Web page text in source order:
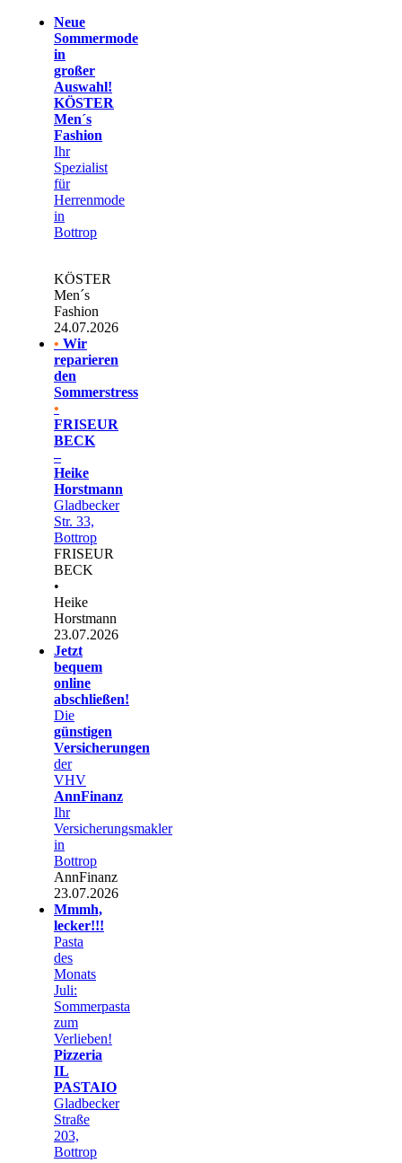
Neue
Sommermode
in
großer
Auswahl!
KÖSTER
Men´s
Fashion
Ihr
Spezialist
für
Herrenmode
in
Bottrop
KÖSTER
Men´s
Fashion
24.07.2026
• Wir
reparieren
den
Sommerstress
•
FRISEUR
BECK
–
Heike
Horstmann
Gladbecker
Str. 33,
Bottrop
FRISEUR
BECK
•
Heike
Horstmann
23.07.2026
Jetzt
bequem
online
abschließen!
Die
günstigen
Versicherungen
der
VHV
AnnFinanz
Ihr
Versicherungsmakler
in
Bottrop
AnnFinanz
23.07.2026
Mmmh,
lecker!!!
Pasta
des
Monats
Juli:
Sommerpasta
zum
Verlieben!
Pizzeria
IL
PASTAIO
Gladbecker
Straße
203,
Bottrop